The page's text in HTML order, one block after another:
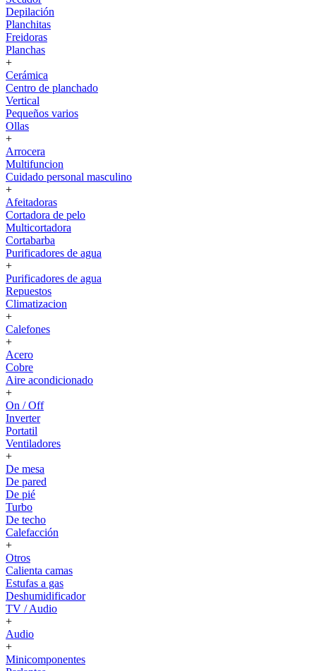
Depilación
Planchitas
Freidoras
Planchas
+
Cerámica
Centro de planchado
Vertical
Pequeños varios
Ollas
+
Arrocera
Multifuncion
Cuidado personal masculino
+
Afeitadoras
Cortadora de pelo
Multicortadora
Cortabarba
Purificadores de agua
+
Purificadores de agua
Repuestos
Climatizacion
+
Calefones
+
Acero
Cobre
Aire acondicionado
+
On / Off
Inverter
Portatil
Ventiladores
+
De mesa
De pared
De pié
Turbo
De techo
Calefacción
+
Otros
Calienta camas
Estufas a gas
Deshumidificador
TV / Audio
+
Audio
+
Minicomponentes